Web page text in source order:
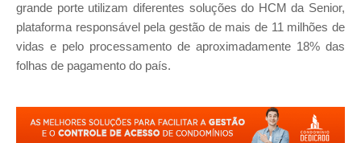
grande porte utilizam diferentes soluções do HCM da Senior,
plataforma responsável pela gestão de mais de 11 milhões de
vidas e pelo processamento de aproximadamente 18% das
folhas de pagamento do país.